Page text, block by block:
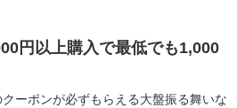
円以上購入で最低でも1,000
ーポンが必ずもらえる大盤振る舞いな